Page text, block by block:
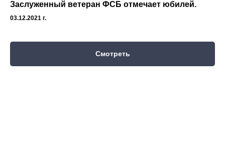
Заслуженный ветеран ФСБ отмечает юбилей.
03.12.2021 г.
Смотреть